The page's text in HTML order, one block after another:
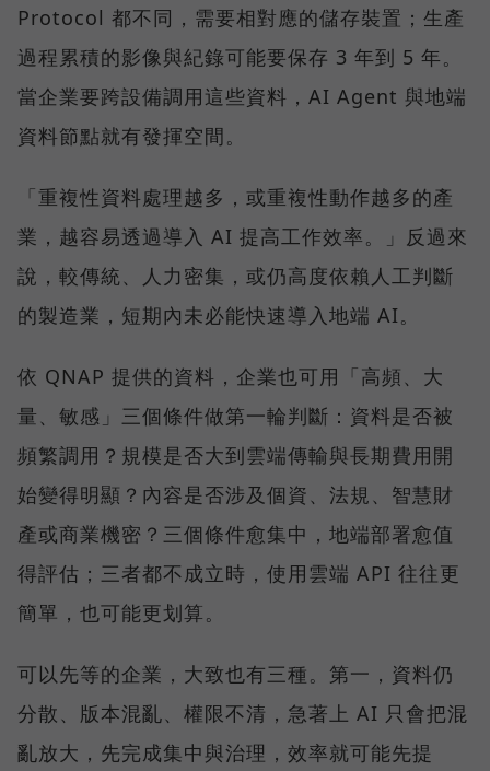
Protocol 都不同，需要相對應的儲存裝置；生產
過程累積的影像與紀錄可能要保存 3 年到 5 年。
當企業要跨設備調用這些資料，AI Agent 與地端
資料節點就有發揮空間。
「重複性資料處理越多，或重複性動作越多的產
業，越容易透過導入 AI 提高工作效率。」反過來
說，較傳統、人力密集，或仍高度依賴人工判斷
的製造業，短期內未必能快速導入地端 AI。
依 QNAP 提供的資料，企業也可用「高頻、大
量、敏感」三個條件做第一輪判斷：資料是否被
頻繁調用？規模是否大到雲端傳輸與長期費用開
始變得明顯？內容是否涉及個資、法規、智慧財
產或商業機密？三個條件愈集中，地端部署愈值
得評估；三者都不成立時，使用雲端 API 往往更
簡單，也可能更划算。
可以先等的企業，大致也有三種。第一，資料仍
分散、版本混亂、權限不清，急著上 AI 只會把混
亂放大，先完成集中與治理，效率就可能先提